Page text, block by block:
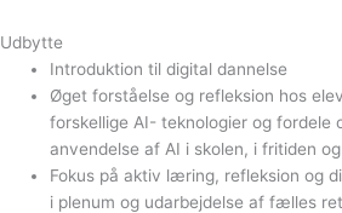
Udbytte
Introduktion til digital dannelse
Øget forståelse og refleksion hos
forskellige AI- teknologier og fordele
anvendelse af AI i skolen, i fritiden
Fokus på aktiv læring, refleksion og
i plenum og udarbejdelse af fælles